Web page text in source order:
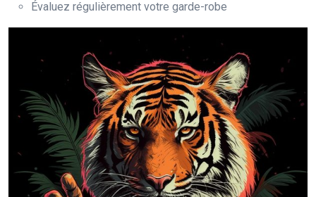
Évaluez régulièrement votre garde-robe